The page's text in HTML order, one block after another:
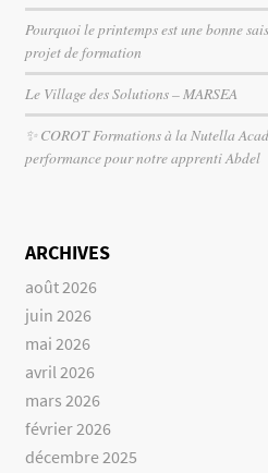
Pourquoi le printemps est une bonne
projet de formation
Le Village des Solutions – MARSEA
✨ COROT Formations à la Nutella
performance pour notre apprenti Abdel
ARCHIVES
août 2026
juin 2026
mai 2026
avril 2026
mars 2026
février 2026
décembre 2025